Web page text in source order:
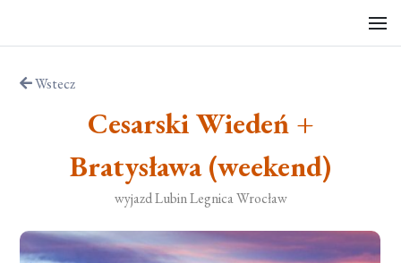
Wstecz
Cesarski Wiedeń +
Bratysława (weekend)
wyjazd Lubin Legnica Wrocław